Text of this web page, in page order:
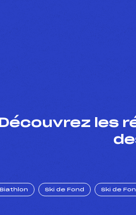
Découvrez les
Biathlon Ski de Fond Ski de